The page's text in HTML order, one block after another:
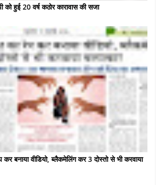
को हुई 20 वर्ष कठोर कारावास की सजा
कर बनाया वीडियो, ब्लैकमेलिंग कर 3 दोस्तो से भी करवाया